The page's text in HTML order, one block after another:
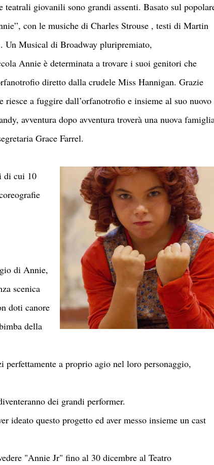
teatrali giovanili sono grandi assenti. Basato sul
con le musiche di Charles Strouse , testi di Martin
Un Musical di Broadway pluripremiato,
Annie è determinata a trovare i suoi genitori che
diretto dalla crudele Miss Hannigan. Grazie
a fuggire dall’orfanotrofio e insieme al suo nuovo
avventura dopo avventura troverà una nuova
Grace Farrel.
di cui 10
di Annie,
scenica
doti canore
della
perfettamente a proprio agio nel loro personaggio,
dei grandi performer.
ideato questo progetto ed aver messo insieme un cast
"Annie Jr" fino al 30 dicembre al Teatro